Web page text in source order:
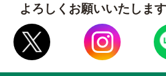
よろしくお願いいたします